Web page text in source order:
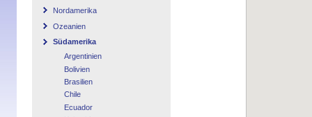
Nordamerika
Ozeanien
Südamerika
Argentinien
Bolivien
Brasilien
Chile
Ecuador